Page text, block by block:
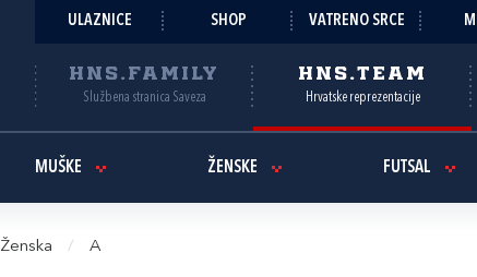
ULAZNICE SHOP VATRENO SRCE
HNS.FAMILY
Službena stranica Saveza
HNS.TEAM
Hrvatske reprezentacije
MUŠKE ŽENSKE FUTSAL
Ženska / A